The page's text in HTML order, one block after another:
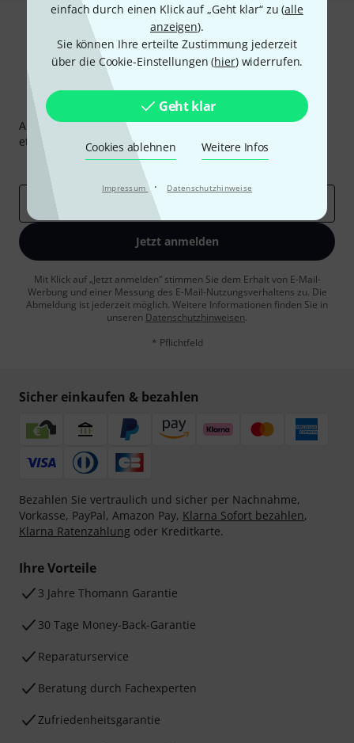
einfach durch einen Klick auf „Geht klar“ zu (alle
anzeigen).
Sie können Ihre erteilte Zustimmung jederzeit
über die Cookie-Einstellungen (hier) widerrufen.
Geht klar
Cookies ablehnen Weitere Infos
Impressum · Datenschutzhinweise
Thomann Newsletter
Abonniere den Thomann Newsletter und gewinne mit
etwas Glück einen von50 Gutscheinenüber jeweils
Inspirierende Beiträge
Deals Thomann Insights
Jetzt anmelden
Mit Klick auf „Jetzt anmelden“ stimmen Sie dem Erhalt von E-Mail-
Werbung und einer Messung des E-Mail-Nutzungsverhaltens zu. Die
Abmeldung ist jederzeit möglich. Weitere Informationen finden Sie in
unseren Datenschutzhinweisen.
* Pflichtfeld
Sicher einkaufen & bezahlen
Bezahlen Sie vertraulich und sicher per Nachnahme,
Vorkasse, PayPal, Amazon Pay, Klarna Sofort bezahlen,
Klarna Ratenzahlung oder Kreditkarte.
Ihre Vorteile
3 Jahre Thomann Garantie
30 Tage Money-Back-Garantie
Reparaturservice
Beratung durch Fachexperten
Zufriedenheitsgarantie